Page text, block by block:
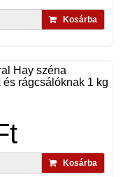
Kosárba
Hay széna
rágcsálóknak 1 kg
Kosárba